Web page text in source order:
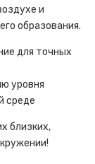
и
образования.
для точных
уровня
среде
близких,